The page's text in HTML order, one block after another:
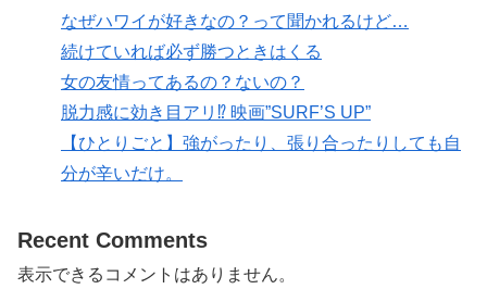
なぜハワイが好きなの？って聞かれるけど…
続けていれば必ず勝つときはくる
女の友情ってあるの？ないの？
脱力感に効き目アリ⁉ 映画”SURF’S UP”
【ひとりごと】強がったり、張り合ったりしても自
分が辛いだけ。
Recent Comments
表示できるコメントはありません。